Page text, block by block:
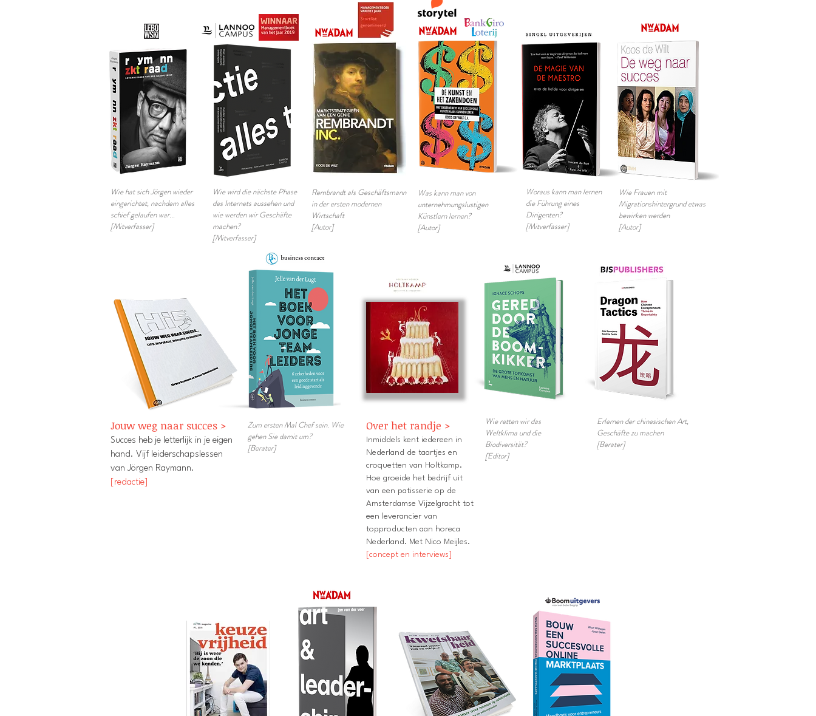
Wie hat sich Jörgen wieder
eingerichtet, nachdem alles
schief gelaufen war...
[Mitverfasser]
Wie wird die nächste Phase
des Internets aussehen und
wie werden wir Geschäfte
machen?
[Mitverfasser]
Rembrandt als Geschäftsmann
in der ersten modernen
Wirtschaft
[Autor]
Was kann man von
unternehmungslustigen
Künstlern lernen?
[Autor]
Woraus kann man lernen
die Führung eines
Dirigenten?
[Mitverfasser]
Wie Frauen mit
Migrationshintergrund etwas
bewirken werden
[Autor]
Jouw weg naar succes >
Succes heb je letterlijk in je eigen
hand. Vijf leiderschapslessen
van Jörgen Raymann.
[redactie]
Zum ersten Mal Chef sein. Wie
gehen Sie damit um?
[Berater]
Over het randje >
Inmiddels kent iedereen in
Nederland de taartjes en
croquetten van Holtkamp.
Hoe groeide het bedrijf uit
van een patisserie op de
Amsterdamse Vijzelgracht tot
een leverancier van
topproducten aan horeca
Nederland. Met Nico Meijles.
[concept en interviews]
Wie retten wir das
Weltklima und die
Biodiversität?
[Editor]
Erlernen der chinesischen Art,
Geschäfte zu machen
[Berater]